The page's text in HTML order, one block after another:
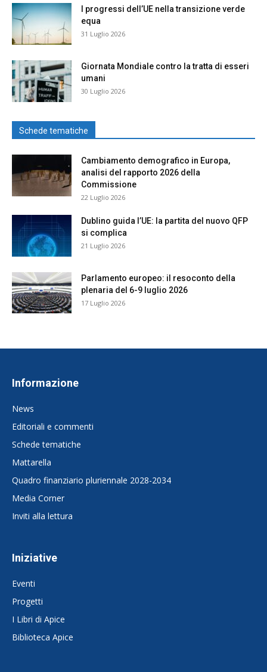
I progressi dell’UE nella transizione verde
equa
31 Luglio 2026
Giornata Mondiale contro la tratta di esseri
umani
30 Luglio 2026
Schede tematiche
Cambiamento demografico in Europa,
analisi del rapporto 2026 della
Commissione
22 Luglio 2026
Dublino guida l’UE: la partita del nuovo QFP
si complica
21 Luglio 2026
Parlamento europeo: il resoconto della
plenaria del 6-9 luglio 2026
17 Luglio 2026
Informazione
News
Editoriali e commenti
Schede tematiche
Mattarella
Quadro finanziario pluriennale 2028-2034
Media Corner
Inviti alla lettura
Iniziative
Eventi
Progetti
I Libri di Apice
Biblioteca Apice